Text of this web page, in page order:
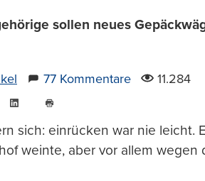
sollen neues
77 Kommentare 11.284
LinkedIn
drucken
sich: einrücken war nie leicht.
weinte, aber vor allem wegen